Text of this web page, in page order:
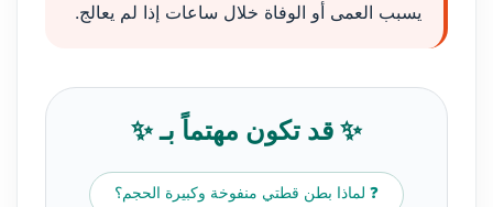
يسبب العمى أو الوفاة خلال ساعات إذا لم يعالج.
✨ قد تكون مهتماً بـ ✨
❓ لماذا بطن قطتي منفوخة وكبيرة الحجم؟